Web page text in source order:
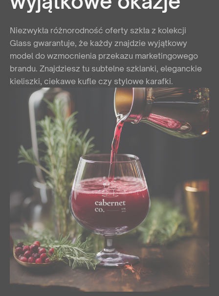
Niezwykła różnorodność oferty szkła z kolekcji
Glass gwarantuje, że każdy znajdzie wyjątkowy
model do wzmocnienia przekazu marketingowego
brandu. Znajdziesz tu subtelne szklanki, eleganckie
kieliszki, ciekawe kufle czy stylowe karafki.